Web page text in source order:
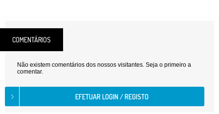
COMENTÁRIOS
Não existem comentários dos nossos visitantes. Seja o primeiro a
comentar.